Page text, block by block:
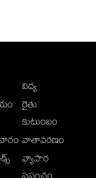
విద్య
రైతు
కుటుంబం
వాతావరణం
వ్యాపార